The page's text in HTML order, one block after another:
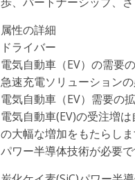
属性の詳細
ドライバー
電気自動車（EV）の需要
急速充電ソリューション
電気自動車（EV）需要の
電気自動車(EV)の受注増
の大幅な増加をもたらし
パワー半導体技術が必要で